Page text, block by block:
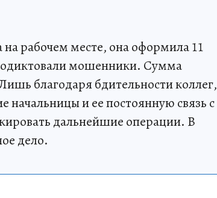
рабочем месте, она оформила 11
мошенники. Сумма
благодаря бдительности коллег,
начальницы и ее постоянную связь с
дальнейшие операции. В
дело.